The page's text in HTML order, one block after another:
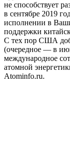
не способствует
в сентябре 2019
исполнении в
поддержки
С тех пор США
(очередное — ​в
международное
атомной
Atominfo.ru.